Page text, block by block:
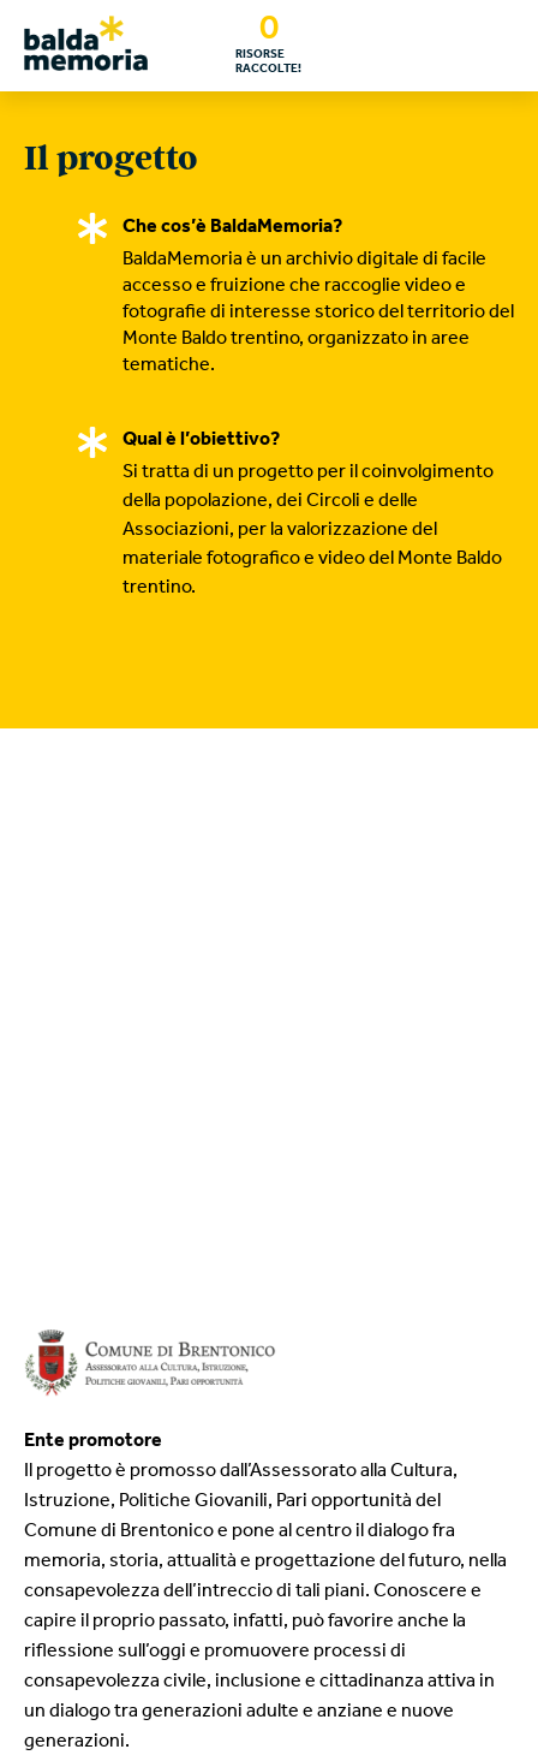
RISORSE
RACCOLTE!
0
Il progetto
Che cos’è BaldaMemoria?
BaldaMemoria è un archivio digitale di facile
accesso e fruizione che raccoglie video e
fotografie di interesse storico del territorio del
Monte Baldo trentino, organizzato in aree
tematiche.
Qual è l’obiettivo?
Si tratta di un progetto per il coinvolgimento
della popolazione, dei Circoli e delle
Associazioni, per la valorizzazione del
materiale fotografico e video del Monte Baldo
trentino.
Ente promotore
Il progetto è promosso dall’Assessorato alla Cultura,
Istruzione, Politiche Giovanili, Pari opportunità del
Comune di Brentonico e pone al centro il dialogo fra
memoria, storia, attualità e progettazione del futuro, nella
consapevolezza dell’intreccio di tali piani. Conoscere e
capire il proprio passato, infatti, può favorire anche la
riflessione sull’oggi e promuovere processi di
consapevolezza civile, inclusione e cittadinanza attiva in
un dialogo tra generazioni adulte e anziane e nuove
generazioni.